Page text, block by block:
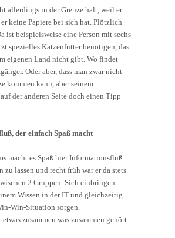
allerdings in der Grenze halt, weil er
keine Papiere bei sich hat. Plötzlich
ist beispielsweise eine Person mit sechs
spezielles Katzenfutter benötigen, das
eigenen Land nicht gibt. Wo findet
Oder aber, dass man zwar nicht
kommen kann, aber seinem
der anderen Seite doch einen Tipp
der einfach Spaß macht
macht es Spaß hier Informationsfluß
zu lassen und recht früh war er da stets
2 Gruppen. Sich einbringen
Wissen in der IT und gleichzeitig
Win-Situation sorgen.
zusammen was zusammen gehört.